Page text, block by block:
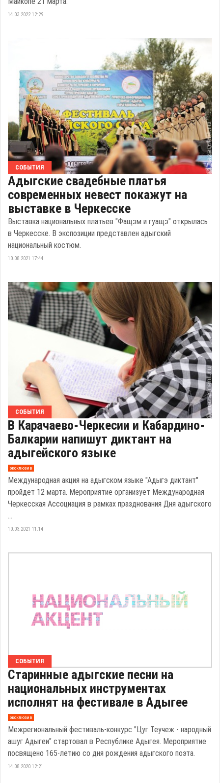
14.03.2022 12:29
СОБЫТИЯ
Адыгские свадебные платья
современных невест покажут на
выставке в Черкесске
Выставка национальных платьев "Фащэм и гуащэ" открылась
в Черкесске. В экспозиции представлен адыгский
национальный костюм.
10.08.2021 17:44
СОБЫТИЯ
В Карачаево-Черкесии и Кабардино-
Балкарии напишут диктант на
адыгейского языке
эксклюзив
Международная акция на адыгском языке "Адыгэ диктант"
пройдет 12 марта. Мероприятие организует Международная
Черкесская Ассоциация в рамках празднования Дня адыгского
...
10.03.2021 11:14
СОБЫТИЯ
Старинные адыгские песни на
национальных инструментах
исполнят на фестивале в Адыгее
эксклюзив
Межрегиональный фестиваль-конкурс "Цуг Теучеж - народный
ашуг Адыгеи" стартовал в Республике Адыгея. Мероприятие
посвящено 165-летию со дня рождения адыгского поэта.
14.08.2020 12:21